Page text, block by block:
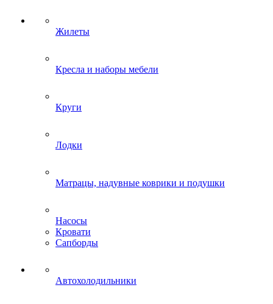
Жилеты
Кресла и наборы мебели
Круги
Лодки
Матрацы, надувные коврики и подушки
Насосы
Кровати
Сапборды
Автохолодильники